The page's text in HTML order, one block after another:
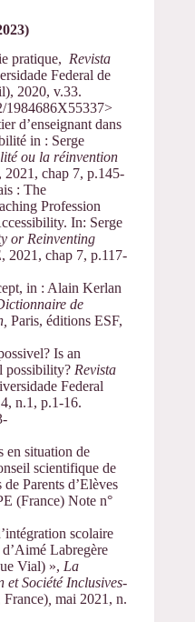
pratique, Revista
Federal de
2020, v.33.
1984686X55337>
d’enseignant dans
in : Serge
ou la réinvention
chap 7, p.145-
: The
Profession
In: Serge
or Reinventing
2021, chap 7, p.117-
in : Alain Kerlan
de
Paris, éditions ESF,
Is an
possibility? Revista
Federal
n.1, p.1-16.
en situation de
scientifique de
Parents d’Elèves
(France) Note n°
scolaire
Labregère
Vial) », La
et Société Inclusives-
mai 2021, n.